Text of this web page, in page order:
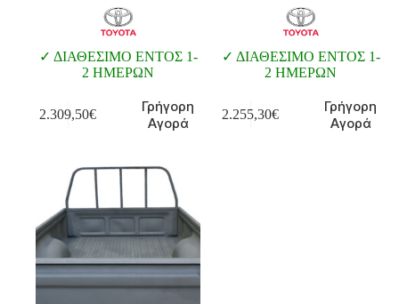
ΔΙΑΘΕΣΙΜΟ ΕΝΤΟΣ 1-
2 ΗΜΕΡΩΝ
2.309,50€
Γρήγορη
Αγορά
ΔΙΑΘΕΣΙΜΟ ΕΝΤΟΣ 1-
2 ΗΜΕΡΩΝ
2.255,30€
Γρήγορη
Αγορά